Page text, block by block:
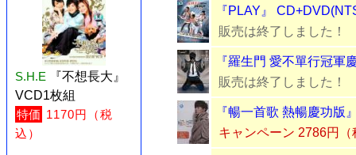
S.H.E
『不想長大』
VCD1枚組
特価 1170円（税
込）
『PLAY』
販売は終了しました！
『羅生門 愛不單行冠軍
販売は終了しました！
『暢一首歌 熱暢慶功版
キャンペーン 2786円（